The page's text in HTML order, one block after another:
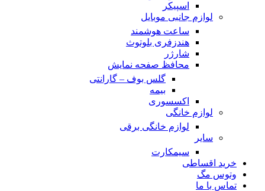
اسپیکر
لوازم جانبی موبایل
ساعت هوشمند
هندزفری بلوتوث
شارژر
محافظ صفحه نمایش
گلس بوف – گارانتی
بیمه
اکسسوری
لوازم خانگی
لوازم خانگی برقی
سایر
سیمکارت
خرید اقساطی
وتوس مگ
تماس با ما